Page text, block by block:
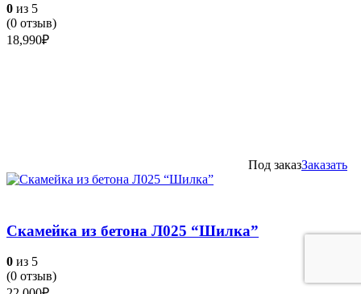
0 из 5
(0 отзыв)
18,990₽
Под заказЗаказать
Скамейка из бетона Л025 “Шилка”
0 из 5
(0 отзыв)